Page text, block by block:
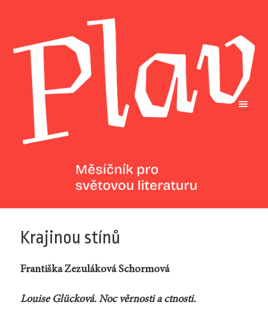
Krajinou stínů
Františka Zezuláková Schormová
Louise Glücková. Noc věrnosti a ctnosti.